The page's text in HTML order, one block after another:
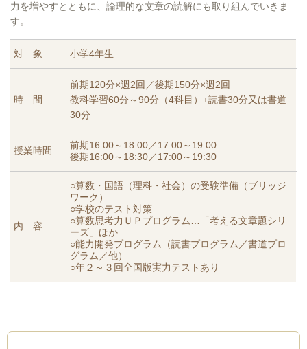
力を増やすとともに、論理的な文章の読解にも取り組んでいきま
す。
対 象 小学4年生
時 間
前期120分×週2回／後期150分×週2回
教科学習60分～90分（4科目）+読書30分又は書道
30分
授業時間
前期16:00～18:00／17:00～19:00
後期16:00～18:30／17:00～19:30
内 容
○算数・国語（理科・社会）の受験準備（ブリッジ
ワーク）
○学校のテスト対策
○算数思考力ＵＰプログラム…「考える文章題シリ
ーズ」ほか
○能力開発プログラム（読書プログラム／書道プロ
グラム／他）
○年２～３回全国版実力テストあり